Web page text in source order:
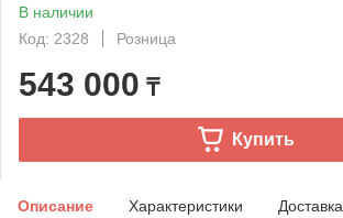
В наличии
Код: 2328
Розница
543 000 ₸
Купить
Описание Характеристики Доставка